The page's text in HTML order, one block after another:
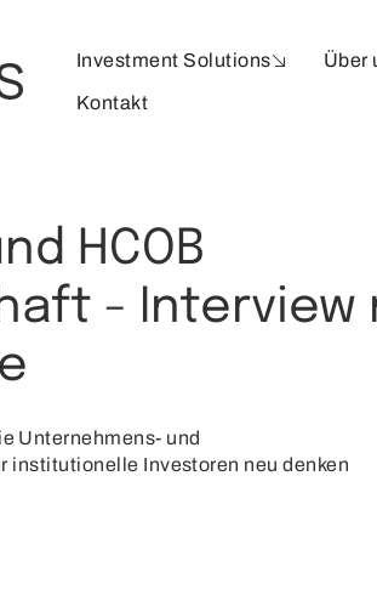
Investment Solutions Über
Kontakt
HCOB
- Interview
Unternehmens- und
institutionelle Investoren neu denken